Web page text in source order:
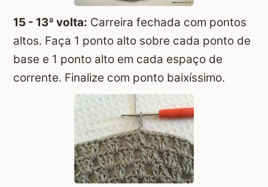
15 - 13ª volta: Carreira fechada com pontos
altos. Faça 1 ponto alto sobre cada ponto de
base e 1 ponto alto em cada espaço de
corrente. Finalize com ponto baixíssimo.